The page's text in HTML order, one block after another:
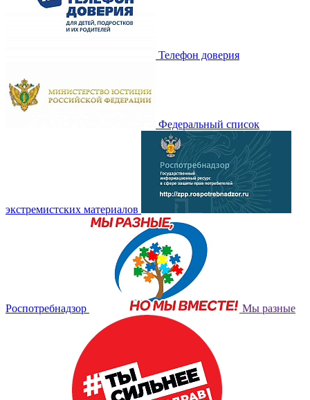
Телефон доверия
Федеральный список
экстремистских материалов
Роспотребнадзор Мы разные